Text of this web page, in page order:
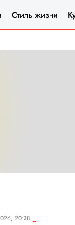
Стиль жизни
20:38